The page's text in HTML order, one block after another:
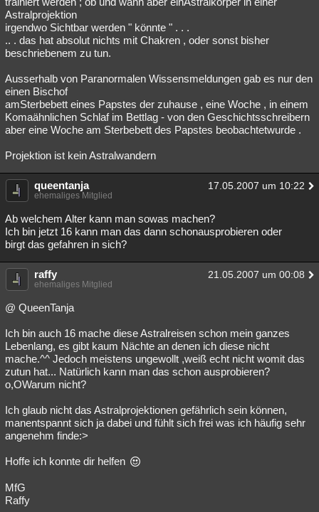
Astralprojektion
irgendwo Sichtbar werden " könnte " . . .
.. . das hat absolut nichts mit Chakren , oder sonst bisher
beschriebenem zu tun.
Ausserhalb von Paranormalen Wissensmeldungen gab es nur den
einen Bischof
amSterbebett eines Papstes der zuhause , eine Woche , in einem
Komaähnlichen Schlaf im Bettlag - von den Geschichtsschreibern
aber eine Woche am Sterbebett des Papstes beobachtetwurde .
Projektion ist kein Astralwandern
queentanja 17.05.2007 um 10:22
ehemaliges Mitglied
Ab welchem Alter kann man sowas machen?
Ich bin jetzt 16 kann man das dann schonausprobieren oder
birgt das gefahren in sich?
raffy 21.05.2007 um 00:08
ehemaliges Mitglied
@ QueenTanja
Ich bin auch 16 mache diese Astralreisen schon mein ganzes
Lebenlang, es gibt kaum Nächte an denen ich diese nicht
mache.^^ Jedoch meistens ungewollt ,weiß echt nicht womit das
zutun hat... Natürlich kann man das schon ausprobieren?
o,OWarum nicht?
Ich glaub nicht das Astralprojektionen gefährlich sein können,
manentspannt sich ja dabei und fühlt sich frei was ich häufig sehr
angenehm finde:>
Hoffe ich konnte dir helfen
MfG
Raffy